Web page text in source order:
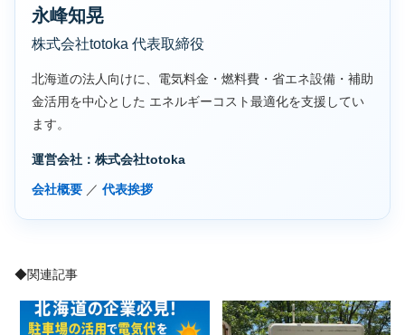
永峰知晃
株式会社totoka 代表取締役
北海道の法人向けに、電気料金・燃料費・省エネ設備・補助
金活用を中心とした エネルギーコスト最適化を支援してい
ます。
運営会社：株式会社totoka
会社概要 ／ 代表挨拶
◆関連記事